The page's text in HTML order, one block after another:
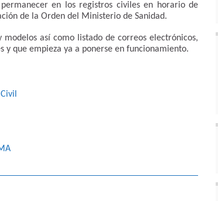
en los registros civiles en horario de
de la Orden del Ministerio de Sanidad.
así como listado de correos electrónicos,
y que empieza ya a ponerse en funcionamiento.